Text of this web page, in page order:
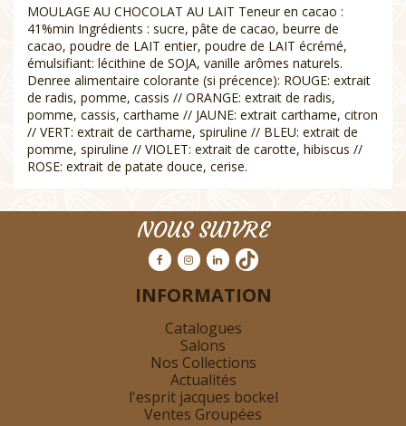
MOULAGE AU CHOCOLAT AU LAIT Teneur en cacao :
41%min Ingrédients : sucre, pâte de cacao, beurre de
cacao, poudre de LAIT entier, poudre de LAIT écrémé,
émulsifiant: lécithine de SOJA, vanille arômes naturels.
Denree alimentaire colorante (si précence): ROUGE: extrait
de radis, pomme, cassis // ORANGE: extrait de radis,
pomme, cassis, carthame // JAUNE: extrait carthame, citron
// VERT: extrait de carthame, spiruline // BLEU: extrait de
pomme, spiruline // VIOLET: extrait de carotte, hibiscus //
ROSE: extrait de patate douce, cerise.
NOUS SUIVRE
INFORMATION
Catalogues
Salons
Nos Collections
Actualités
l'esprit jacques bockel
Ventes Groupées